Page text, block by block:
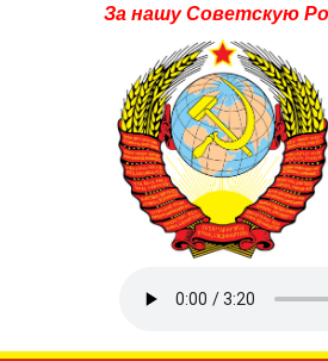
За нашу Советскую